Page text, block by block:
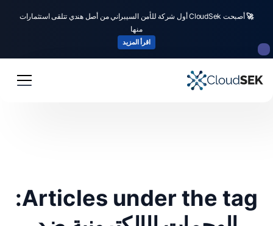
🚀
أصبحت CloudSek أول شركة للأمن السيبراني من أصل هندي تتلقى استثمارات
منها
اقرأ المزيد
Articles under the tag: